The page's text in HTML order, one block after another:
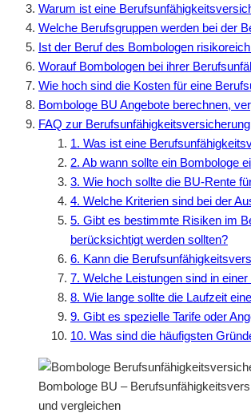
Warum ist eine
Welche Berufsgruppen werden bei der
Ist der Beruf des Bombologen
Worauf Bombologen bei ihrer
Wie hoch sind die Kosten für eine
Bombologe BU Angebote berechnen,
FAQ zur
1. Was ist eine
2. Ab wann sollte ein Bombologe
3. Wie hoch sollte die BU-Rente
4. Welche Kriterien sind bei der
5. Gibt es bestimmte Risiken im
berücksichtigt werden sollten?
6. Kann die
7. Welche Leistungen sind in
8. Wie lange sollte die Laufzeit
9. Gibt es spezielle Tarife oder
10. Was sind die häufigsten
Bombologe BU –
und vergleichen